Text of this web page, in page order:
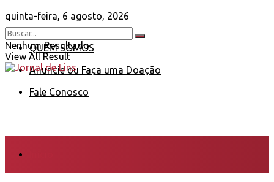
quinta-feira, 6 agosto, 2026
QUEM SOMOS
Anuncie ou Faça uma Doação
Fale Conosco
Nenhum Resultado
View All Result